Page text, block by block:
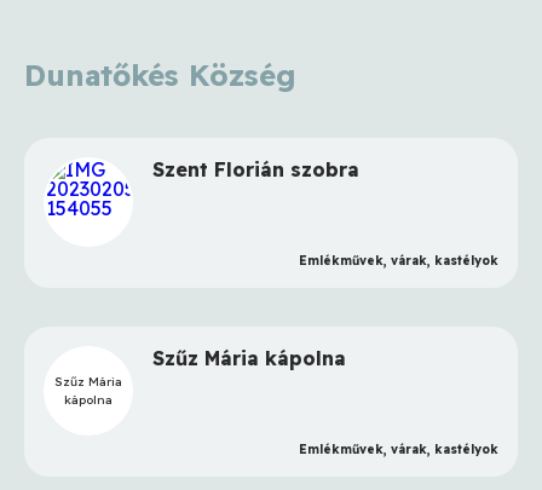
Dunatőkés Község
Szent Florián szobra
Emlékművek, várak, kastélyok
Szűz Mária
kápolna
Szűz Mária kápolna
Emlékművek, várak, kastélyok